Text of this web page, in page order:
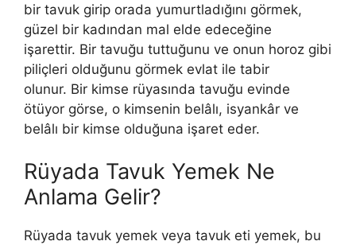
bir tavuk girip orada yumurtladığını görmek,
güzel bir kadından mal elde edeceğine
işarettir. Bir tavuğu tuttuğunu ve onun horoz gibi
piliçleri olduğunu görmek evlat ile tabir
olunur. Bir kimse rüyasında tavuğu evinde
ötüyor görse, o kimsenin belâlı, isyankâr ve
belâlı bir kimse olduğuna işaret eder.
Rüyada Tavuk Yemek Ne
Anlama Gelir?
Rüyada tavuk yemek veya tavuk eti yemek, bu